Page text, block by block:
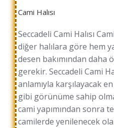
Cami Halısı
Seccadeli Cami Halısı
diğer halılara göre hem
desen bakımından daha
gerekir. Seccadeli Cami
anlamıyla karşılayacak
gibi görünüme sahip
cami yapımından sonra
camilerde yenilenecek